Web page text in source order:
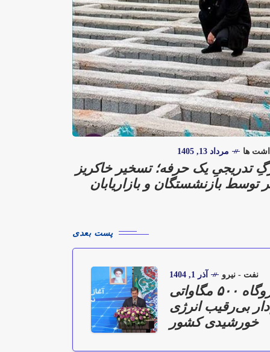
ها مرداد 13, 1405
تدریجیِ یک حرفه؛ تسخیر خاکریز
توسط بازنشستگان و بازاریابان
پست بعدی
نفت - نیرو آذر 1, 1404
آغاز عملیات نیروگاه ۵۰۰ مگاواتی
بی‌رقیب انرژی
خورشیدی کشور